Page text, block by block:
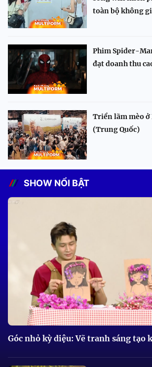
toàn bộ không
Phim Spider-
đạt doanh thu
Triển lãm mèo
(Trung Quốc)
SHOW NỔI BẬT
Góc nhỏ kỳ diệu: Vẽ tranh sáng tạo